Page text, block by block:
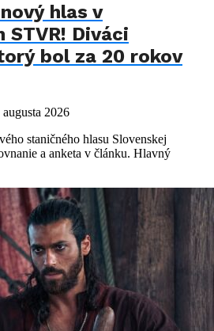
hlas v
STVR! Diváci
bol za 20 rokov
augusta 2026
staničného hlasu Slovenskej
a anketa v článku. Hlavný